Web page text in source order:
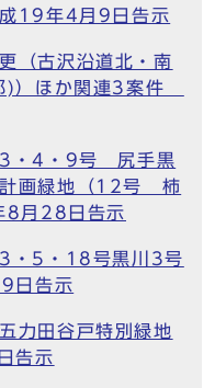
19年4月9日告示
（古沢沿道北・南
)）ほか関連3案件
3・4・9号 尻手黒
計画緑地（12号 柿
8月28日告示
3・5・18号黒川3号
日告示
力田谷戸特別緑地
告示